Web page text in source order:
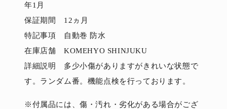
年1月
保証期間 12ヵ月
特記事項 自動巻 防水
在庫店舗 KOMEHYO SHINJUKU
詳細説明 多少小傷がありますがきれいな状態で
す。ランダム番。機能点検を行っております。
※付属品には、傷・汚れ・劣化がある場合がござ